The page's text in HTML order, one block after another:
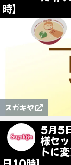
時】
スガキヤ
5月5
様セ
トに